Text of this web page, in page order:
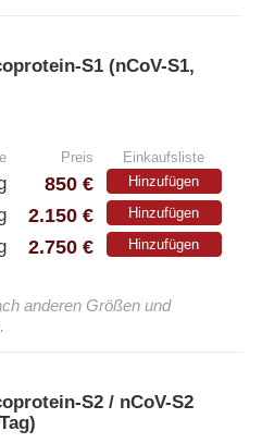
S1 (nCoV-S1,
Preis Einkaufsliste
850 € Hinzufügen
2.150 € Hinzufügen
2.750 € Hinzufügen
anderen Größen und
S2 / nCoV-S2